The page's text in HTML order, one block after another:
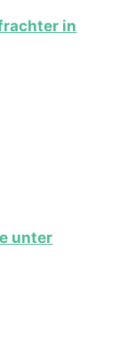
in
unter